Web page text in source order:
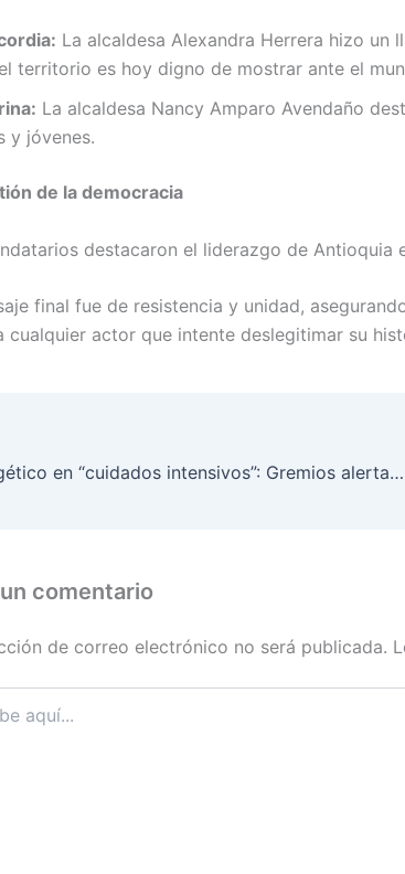
La alcaldesa Alexandra Herrera hizo
territorio es hoy digno de mostrar ante el
La alcaldesa Nancy Amparo Avendaño
y jóvenes.
de la democracia
destacaron el liderazgo de
final fue de resistencia y unidad,
cualquier actor que intente deslegitimar su
Sector energético en “cuidados intensivos”: Gremios alertan deuda de $9,2 billones y riesgo de racionamiento
comentario
de correo electrónico no será publicada.